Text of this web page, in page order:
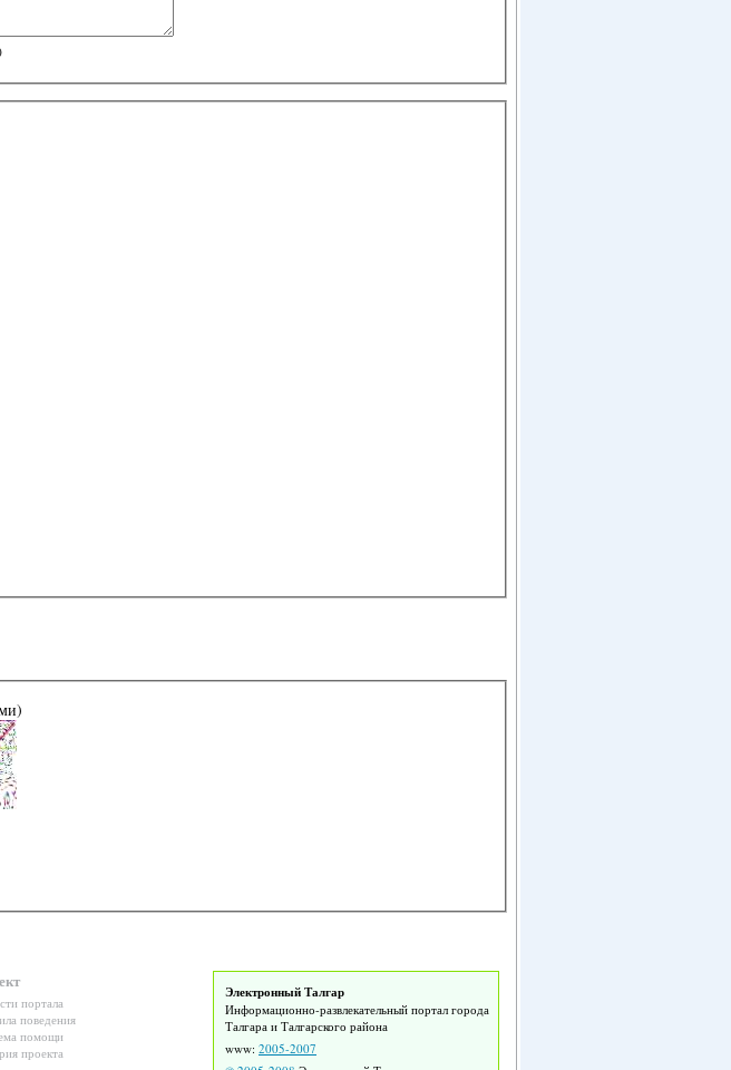
портала
поведения
помощи
проекта
Электронный Талгар
Информационно-развлекательный портал города
Талгара и Талгарского района
www: 2005-2007